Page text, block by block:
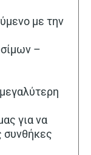
με την
–
για να
συνθήκες